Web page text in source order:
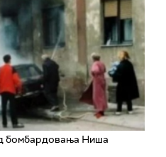
бомбардовања Ниша